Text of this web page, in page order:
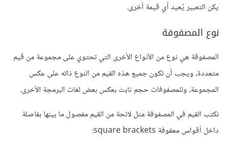
يكن التعبير يُعيد أي قيمة أخرى.
نوع المصفوفة
المصفوفة هي نوع من الأنواع الأخرى التي تحتوي على مجموعة من قيم
متعددة، ويجب أن تكون جميع هذه القيم من النوع ذاته على عكس
المجموعة، وللمصفوفات حجم ثابت بعكس بعض لغات البرمجة الأخرى.
نكتب القيم في المصفوفة مثل لائحة من القيم مفصول ما بينها بفاصلة
داخل أقواس معقوفة square brackets: